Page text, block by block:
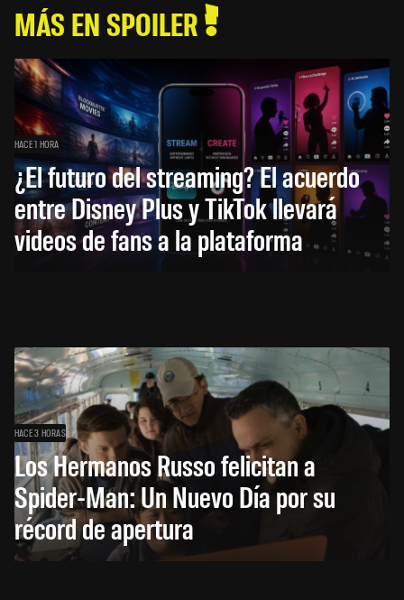
MÁS EN SPOILER
HACE 1 HORA
¿El futuro del streaming? El acuerdo
entre Disney Plus y TikTok llevará
videos de fans a la plataforma
HACE 3 HORAS
Los Hermanos Russo felicitan a
Spider-Man: Un Nuevo Día por su
récord de apertura